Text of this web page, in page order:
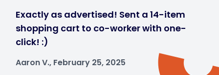
Exactly as advertised! Sent a 14-item
shopping cart to co-worker with one-
click! :)
Aaron V., February 25, 2025